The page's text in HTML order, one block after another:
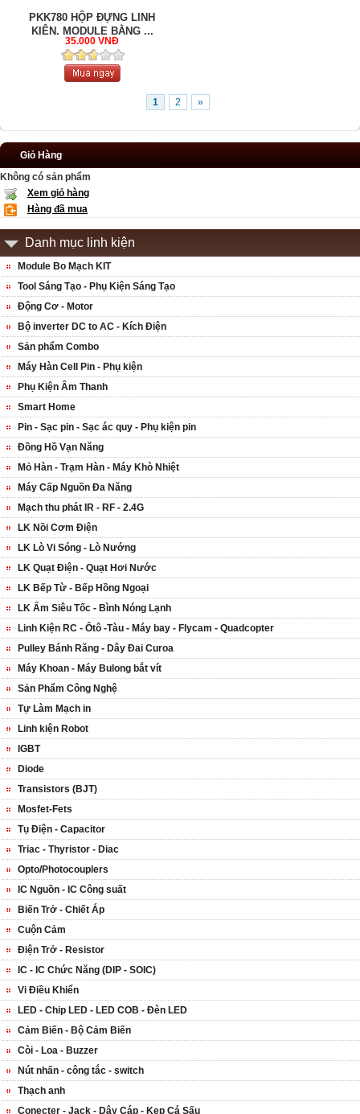
PKK780 HỘP ĐỰNG LINH
KIỆN, MODULE BẰNG ...
35.000 VNĐ
1 2 »
Giỏ Hàng
Không có sản phẩm
Xem giỏ hàng
Hàng đã mua
Danh mục linh kiện
Module Bo Mạch KIT
Tool Sáng Tạo - Phụ Kiện Sáng Tạo
Động Cơ - Motor
Bộ inverter DC to AC - Kích Điện
Sản phẩm Combo
Máy Hàn Cell Pin - Phụ kiện
Phụ Kiện Âm Thanh
Smart Home
Pin - Sạc pin - Sạc ác quy - Phụ kiện pin
Đồng Hồ Vạn Năng
Mỏ Hàn - Trạm Hàn - Máy Khò Nhiệt
Máy Cấp Nguồn Đa Năng
Mạch thu phát IR - RF - 2.4G
LK Nồi Cơm Điện
LK Lò Vi Sóng - Lò Nướng
LK Quạt Điện - Quạt Hơi Nước
LK Bếp Từ - Bếp Hồng Ngoại
LK Ấm Siêu Tốc - Bình Nóng Lạnh
Linh Kiện RC - Ôtô -Tàu - Máy bay - Flycam - Quadcopter
Pulley Bánh Răng - Dây Đai Curoa
Máy Khoan - Máy Bulong bắt vít
Sản Phẩm Công Nghệ
Tự Làm Mạch in
Linh kiện Robot
IGBT
Diode
Transistors (BJT)
Mosfet-Fets
Tụ Điện - Capacitor
Triac - Thyristor - Diac
Opto/Photocouplers
IC Nguồn - IC Công suất
Biến Trở - Chiết Áp
Cuộn Cảm
Điện Trở - Resistor
IC - IC Chức Năng (DIP - SOIC)
Vi Điều Khiển
LED - Chip LED - LED COB - Đèn LED
Cảm Biến - Bộ Cảm Biến
Còi - Loa - Buzzer
Nút nhấn - công tắc - switch
Thạch anh
Conecter - Jack - Dây Cáp - Kẹp Cá Sấu